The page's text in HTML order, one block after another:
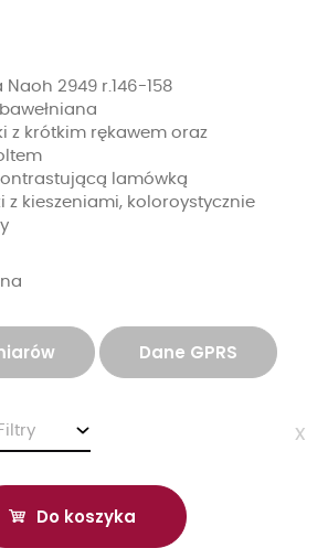
Naoh 2949 r.146-158
z krótkim rękawem oraz
lamówką
z kieszeniami, koloroystycznie
Dane GPRS
Filtry x
Do koszyka